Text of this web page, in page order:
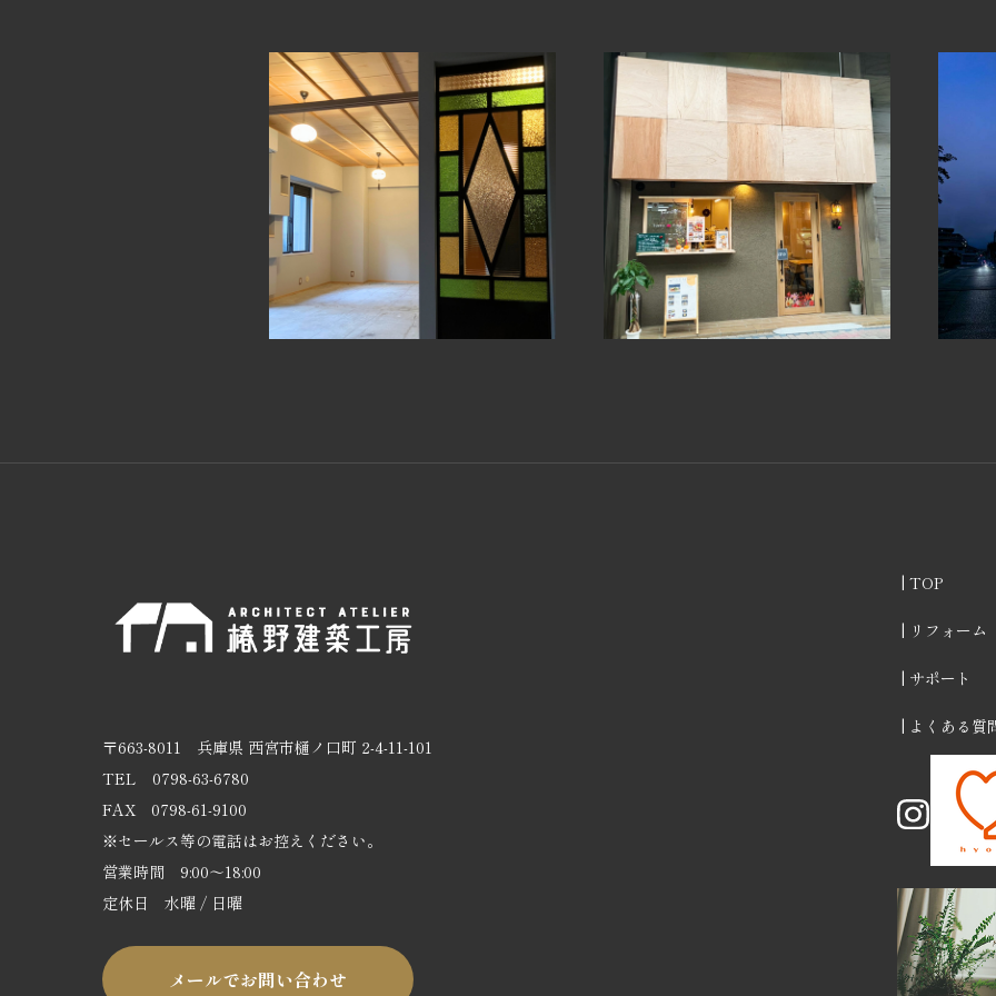
〒663-8011 兵庫県 西宮市樋ノ口町 2-4-11-101
TEL 0798-63-6780
FAX 0798-61-9100
※セールス等の電話はお控えください。
営業時間 9:00～18:00
定休日 水曜 / 日曜
メールでお問い合わせ
TOP
リフォーム
サポート
よくある質